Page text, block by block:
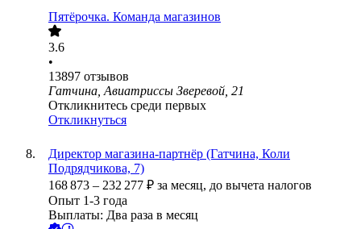
Пятёрочка. Команда магазинов
3.6
•
13897 отзывов
Гатчина, Авиатриссы Зверевой, 21
Откликнитесь среди первых
Откликнуться
Директор магазина-партнёр (Гатчина, Коли
Подрядчикова, 7)
168 873 – 232 277 ₽ за месяц, до вычета налогов
Опыт 1-3 года
Выплаты: Два раза в месяц